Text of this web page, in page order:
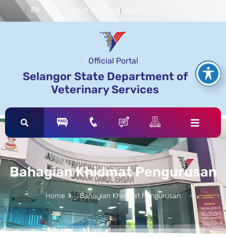
BM EN Staff Directory
Official Portal
Selangor State Department of
Veterinary Services
Bahagian Khidmat Pengurusan
Home Bahagian Khidmat Pengurusan